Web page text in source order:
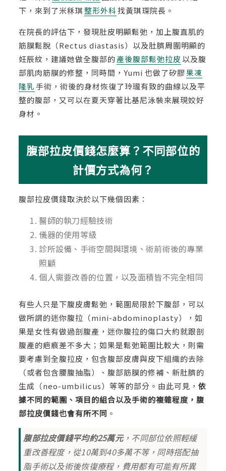
下，來到了米秝琪 整形外科 找黃琪琛院長。
在院長的評估下，發現肚皮明顯鬆弛，加上腹直肌的
筋膜鬆脫（Rectus diastasis）以及肚臍周圍明顯的
妊辰紋，建議她做全腹部的產後腹部鬆弛拉皮 以及腹
部肌肉筋膜的修整，同時間，Yumi 也做了矽膠果凍
隆乳 手術，術後的身材恢復了玲瓏有致的曲線以及平
整的腹部，又可以在夏天穿著比基尼泳裝來展現姣好
身材。
腹部拉皮價錢怎麼算？不同部位的
計價方式為何？
腹部拉皮價錢取決於以下幾個因素：
醫師的執刀經驗技術
儀器的使用等級
診所設備、手術空間與環境、術前術後的專業
照顧
個人需要改善的位置，以及面積皆不完全相同
有些人只是下腹皮膚鬆弛，範圍局限於下腹部，可以
做所謂的迷你腹拉（mini-abdominoplasty），如
果是女性有做過剖腹產，迷你腹拉的傷口大約就跟剖
腹產的疤痕差不多大；如果是鬆弛範圍比較大，則需
要考慮到全腹拉皮，包含腹部皮膚與皮下組織的去除
（或者包含腰腹抽脂）、腹部筋膜的修補、新肚臍的
生成（neo-umbilicus）等等的部分。由此可見，依
據不同的範圍、項目的組合以及手術的複雜程度，腹
部拉皮價錢也會有所不同 。
腹部拉皮價錢平均約25萬元，不同部位依照輕緩
重改善程度，從10萬到40多萬不等，同時搭配抽
脂手術以及術後恢復療程，費用都有可能有所異